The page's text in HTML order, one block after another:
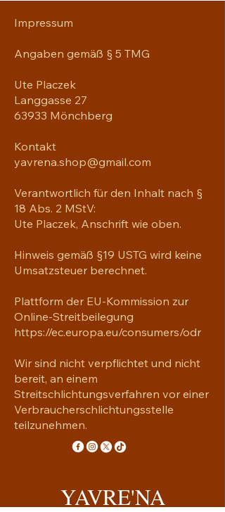
(20 x 12) = 50 x 30 cm
(22 x 22) = 56 x 56 cm
100% Polyester
Stoffgewicht: 275 g/m²
Verdeckter Reißverschluss
Maschinenwaschbar
Rohprodukt-Koponenten für die
EU stammen aus China und
Altersbeschränkung: Für
EU Garantie: 2 Jahre
Weitere Konformitätsinformationen:
Erfüllt die Anforderungen hinsichtlich
Cadmium und Bisphenolen.
Impressum
Angaben gemäß § 5 TMG
Ute Placzek
Langgasse 27
63933 Mönchberg
Kontakt
yavrena.shop@gmail.com
Verantwortlich für den Inhalt nach §
18 Abs. 2 MStV:
Ute Placzek, Anschrift wie oben.
Hinweis gemäß §19 USTG wird keine
Umsatzsteuer berechnet.
Plattform der EU-Kommission zur
Online-Streitbeilegung
https://ec.europa.eu/consumers/odr
Wir sind nicht verpflichtet und nicht
bereit, an einem
Streitschlichtungsverfahren vor einer
Verbraucherschlichtungsstelle
teilzunehmen.
YAVRE'NA